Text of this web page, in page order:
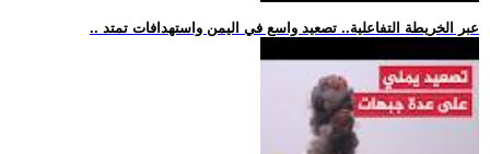
.. عبر الخريطة التفاعلية.. تصعيد واسع في اليمن واستهدافات تمتد